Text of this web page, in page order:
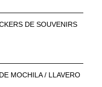
DE SOUVENIRS
MOCHILA / LLAVERO